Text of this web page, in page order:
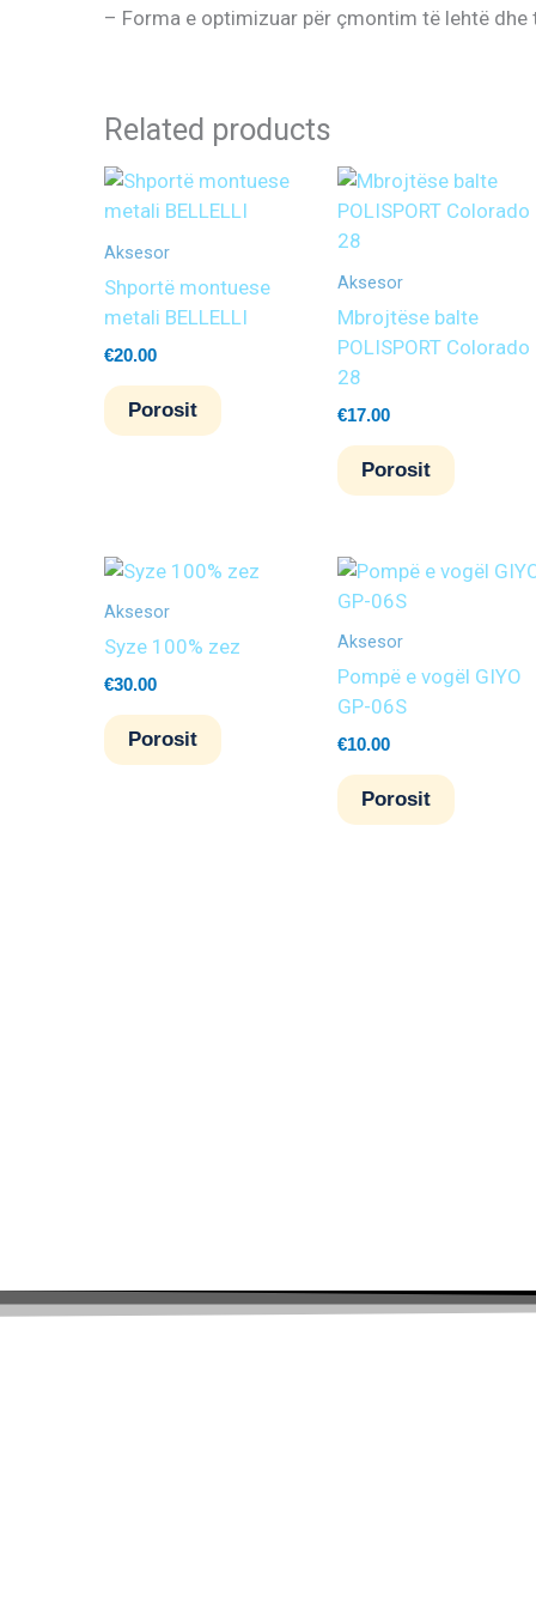
– Forma e optimizuar për çmontim të lehtë dhe
Related products
Aksesor
Shportë montuese
metali BELLELLI
€20.00
Porosit
Aksesor
Mbrojtëse balte
POLISPORT Colorado
28
€17.00
Porosit
Aksesor
Syze 100% zez
€30.00
Porosit
Aksesor
Pompë e vogël GIYO
GP-06S
€10.00
Porosit